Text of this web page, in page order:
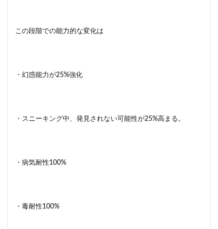
この段階での能力的な変化は
・幻惑能力が25%強化
・スニーキング中、発見されない可能性が25%高まる。
・病気耐性100%
・毒耐性100%